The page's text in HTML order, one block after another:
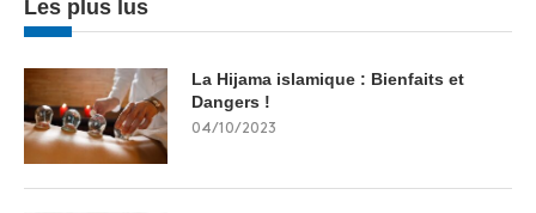
Les plus lus
La Hijama islamique : Bienfaits et
Dangers !
04/10/2023